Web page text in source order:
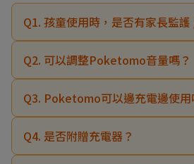
於手機 App 完成 SHARP
完成 Poketomo 與方案綁定。
保持 App 維持登入狀態，不要登出
Q1. 孩童使用時，是否有家長監護
Q2. 可以調整Poketomo音量嗎？
Q3. Poketomo可以邊充電邊使用
Q4. 是否附贈充電器？